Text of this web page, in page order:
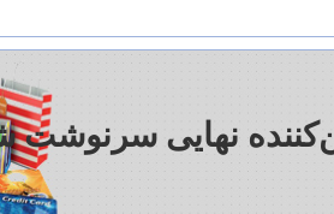
نهایی